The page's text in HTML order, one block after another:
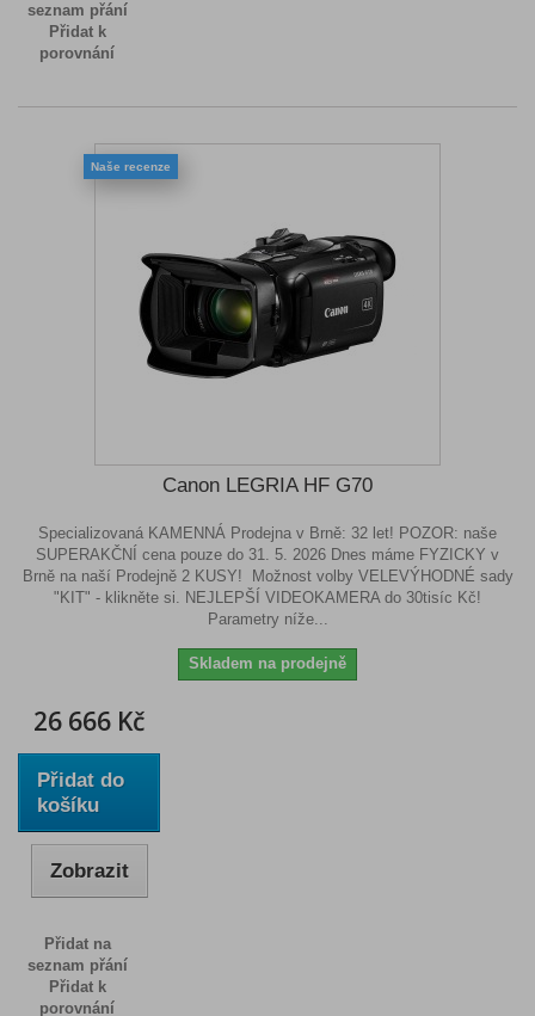
seznam přání
Přidat k
porovnání
Naše recenze
Canon LEGRIA HF G70
Specializovaná KAMENNÁ Prodejna v Brně: 32 let! POZOR: naše
SUPERAKČNÍ cena pouze do 31. 5. 2026 Dnes máme FYZICKY v
Brně na naší Prodejně 2 KUSY! Možnost volby VELEVÝHODNÉ sady
"KIT" - klikněte si. NEJLEPŠÍ VIDEOKAMERA do 30tisíc Kč!
Parametry níže...
Skladem na prodejně
26 666 Kč
Přidat do
košíku
Zobrazit
Přidat na
seznam přání
Přidat k
porovnání